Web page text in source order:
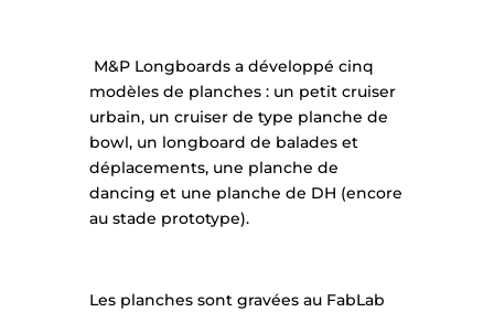
M&P Longboards a développé cinq
modèles de planches : un petit cruiser
urbain, un cruiser de type planche de
bowl, un longboard de balades et
déplacements, une planche de
dancing et une planche de DH (encore
au stade prototype).
Les planches sont gravées au FabLab